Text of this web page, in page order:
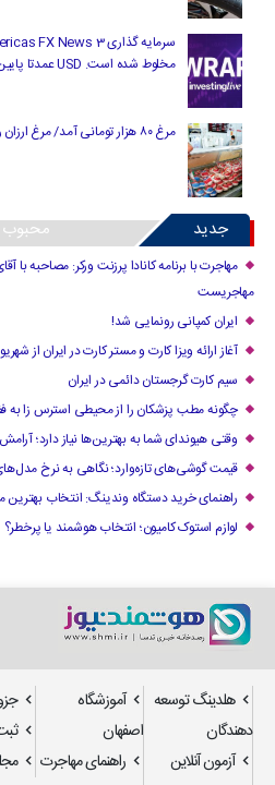
مخلوط شده است. USD عمدتا پایین.
مرغ ۸۰ هزار تومانی آمد/ مرغ ارزان را از کجا بخریم؟
جدید محبوب
مهاجرت با برنامه کانادا پرزنت ورکر: مصاحبه با
مهاجریست
ایران کمپانی رونمایی شد!
آغاز ارائه ویزا کارت و مستر کارت در ایران از شهریور
سیم کارت گرجستان دائمی در ایران
چگونه مطب پزشکان را از محیطی استرس زا به
وقتی هیوندای شما به بهترین‌ها نیاز دارد؛ آرامش
قیمت گوشی‌های تازه‌وارد؛ نگاهی به نرخ
راهنمای خرید دستگاه وندینگ: انتخاب
لوازم استوک کامیون؛ انتخاب هوشمند یا پرخطر؟
هلدینگ توسعه
دهندگان
آموزشگاه
اصفهان
آزمون آنلاین
راهنمای مهاجرت